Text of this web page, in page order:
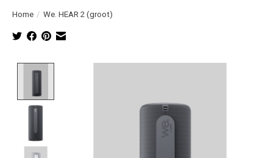
Home / We. HEAR 2 (groot)